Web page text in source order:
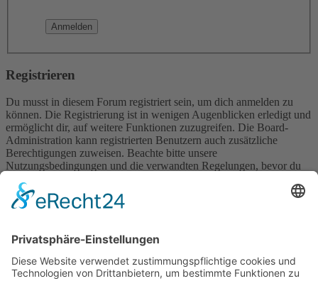
Registrieren
Du musst in diesem Forum registriert sein, um dich anmelden zu
können. Die Registrierung ist in wenigen Augenblicken erledigt und
ermöglicht dir, auf weitere Funktionen zuzugreifen. Die Board-
Administration kann registrierten Benutzern auch zusätzliche
Berechtigungen zuweisen. Beachte bitte unsere
Nutzungsbedingungen und die verwandten Regelungen, bevor du
wenn du dich in diesem Board bewegst.